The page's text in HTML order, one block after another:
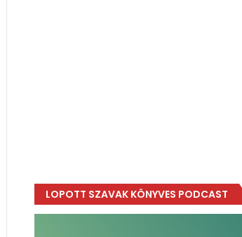
LOPOTT SZAVAK KÖNYVES PODCAST